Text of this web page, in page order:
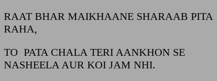
RAAT BHAR MAIKHAANE SHARAAB PITA
RAHA,
TO PATA CHALA TERI AANKHON SE
NASHEELA AUR KOI JAM NHI.